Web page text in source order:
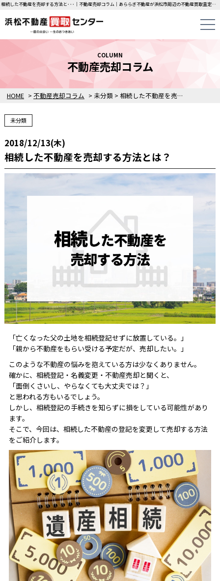
相続した不動産を売却する方法と･･･｜不動産売却コラム｜あららぎ不動産が浜松市周辺の不動産買取査定価格をご案内します。
HOME > 不動産売却コラム > 未分類 > 相続した不動産を売却する方法とは？
COLUMN
不動産売却コラム
未分類
2018/12/13(木)
相続した不動産を売却する方法とは？
「亡くなった父の土地を相続登記せずに放置している。」
「親から不動産をもらい受ける予定だが、売却したい。」
このような不動産の悩みを抱えている方は少なくありません。
確かに、相続登記・名義変更・不動産売却と聞くと、
「面倒くさいし、やらなくても大丈夫では？」
と思われる方もいるでしょう。
しかし、相続登記の手続きを知らずに損をしている可能性があり
ます。
そこで、今回は、相続した不動産の登記を変更して売却する方法
をご紹介します。